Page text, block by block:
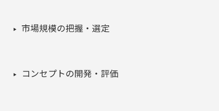
市場規模の把握・選定
コンセプトの開発・評価